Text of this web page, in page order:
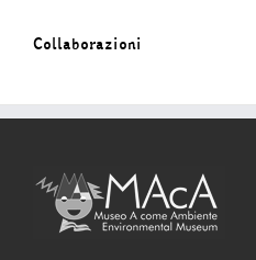
Collaborazioni